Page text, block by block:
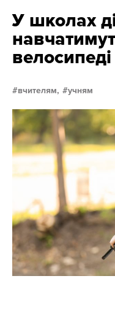
У школах
велосипеді
вчителям, учням